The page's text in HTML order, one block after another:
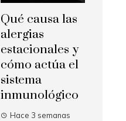
Qué causa las
alergias
estacionales y
cómo actúa el
sistema
inmunológico
Hace 3 semanas